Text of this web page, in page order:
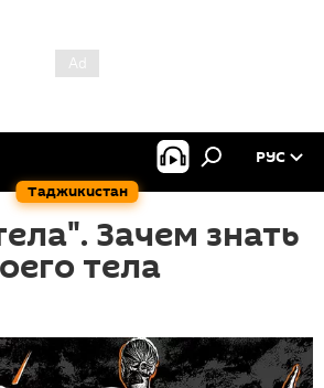
Таджикистан
РУС
Зачем знать
тела